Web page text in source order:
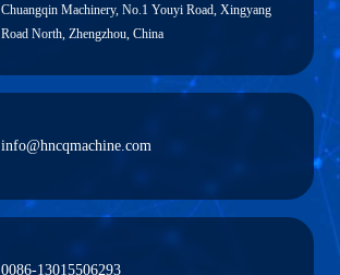
Chuangqin Machinery, No.1 Youyi Road, Xingyang
Road North, Zhengzhou, China
info@hncqmachine.com
0086-13015506293